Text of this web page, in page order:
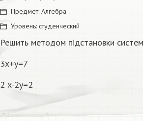
Предмет: Алгебра
Уровень: студенческий
Решить методом підстановки
3x+y=7
2 x-2y=2